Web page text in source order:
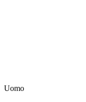
Uomo